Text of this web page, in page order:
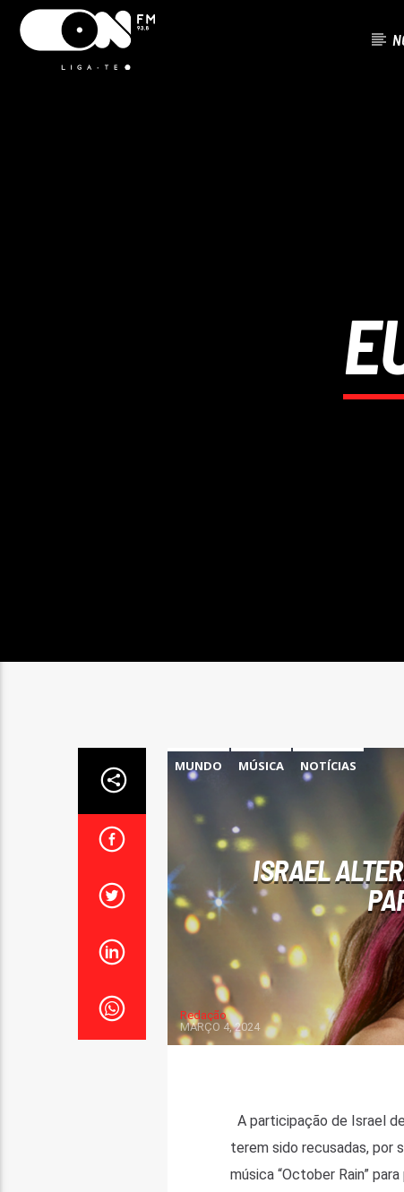
MUNDO MÚSICA NOTÍCIAS
ISRAEL
Redação
MARÇO 4, 2024
A participação de Israel
terem sido recusadas, por
música “October Rain”